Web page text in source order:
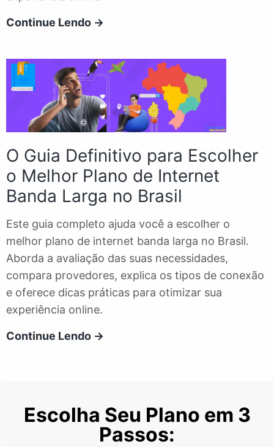
Continue Lendo →
Completo
para
Escolher
o
Melhor
de
TV
O Guia Definitivo para Escolher
o Melhor Plano de Internet
Banda Larga no Brasil
Este guia completo ajuda você a escolher o
melhor plano de internet banda larga no Brasil.
Aborda a avaliação das suas necessidades,
compara provedores, explica os tipos de conexão
e oferece dicas práticas para otimizar sua
experiência online.
Continue Lendo →
o
Melhor
Escolha Seu Plano em 3
Passos: